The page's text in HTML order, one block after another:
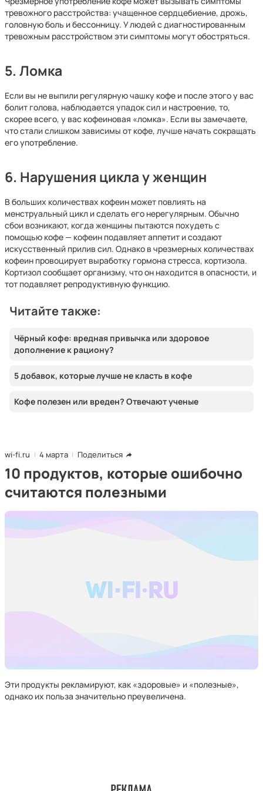
тревожного расстройства: учащенное сердцебиение, дрожь,
головную боль и бессонницу. У людей с диагностированным
тревожным расстройством эти симптомы могут обостряться.
5. Ломка
Если вы не выпили регулярную чашку кофе и после этого у вас
болит голова, наблюдается упадок сил и настроение, то,
скорее всего, у вас кофеиновая «ломка». Если вы замечаете,
что стали слишком зависимы от кофе, лучше начать сокращать
его употребление.
6. Нарушения цикла у женщин
В больших количествах кофеин может повлиять на
менструальный цикл и сделать его нерегулярным. Обычно
сбои возникают, когда женщины пытаются похудеть с
помощью кофе — кофеин подавляет аппетит и создают
искусственный прилив сил. Однако в чрезмерных количествах
кофеин провоцирует выработку гормона стресса, кортизола.
Кортизол сообщает организму, что он находится в опасности, и
тот подавляет репродуктивную функцию.
Читайте также:
Чёрный кофе: вредная привычка или здоровое
дополнение к рациону?
5 добавок, которые лучше не класть в кофе
Кофе полезен или вреден? Отвечают ученые
wi-fi.ru 4 марта Поделиться
10 продуктов, которые ошибочно
считаются полезными
Эти продукты рекламируют, как «здоровые» и «полезные»,
однако их польза значительно преувеличена.